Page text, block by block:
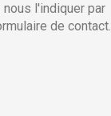
l'indiquer par
de contact.